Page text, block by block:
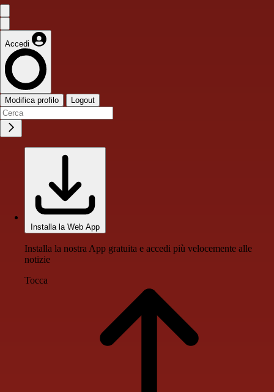
Accedi
Modifica profilo Logout
Installa la Web App
Installa la nostra App gratuita e accedi più velocemente alle
notizie
Tocca